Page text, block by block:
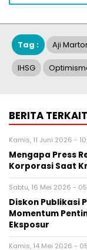
Tag : Aji
IHSG
BERITA TERKAIT
Kamis, 11 Juni 2026 -
Mengapa Press
Korporasi Saat
Sabtu, 16 Mei 2026 -
Diskon Publikasi
Momentum
Eksposur
Kamis, 14 Mei 2026 -